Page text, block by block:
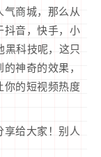
商城，那么从
抖音，快手，小
黑科技呢，这只
神奇的效果，
你的短视频热度
给大家！别人